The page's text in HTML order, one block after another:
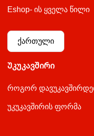
Eshop- ის ყველა წილი
ქართული
Უკუკავშირი
როგორ
უკუკავშირის ფორმა